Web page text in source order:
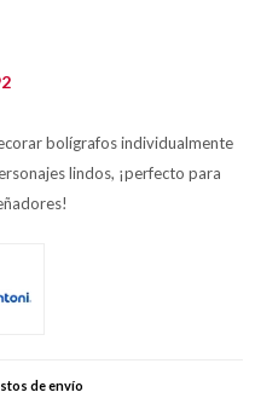
bolígrafos individualmente
lindos, ¡perfecto para
de envío